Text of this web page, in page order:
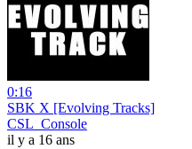
0:16
SBK X [Evolving Tracks]
CSL_Console
il y a 16 ans